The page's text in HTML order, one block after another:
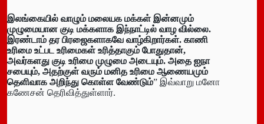
இலங்கையில் வாழும் மலையக மக்கள் இன்னமும்
முழுமையான குடி மக்களாக இந்நாட்டில் வாழ வில்லை.
இரண்டாம் தர பிரஜைகளாகவே வாழ்கிறார்கள். காணி
உரிமை உட்பட உரிமைகள் உரித்தாகும் போதுதான்,
அவர்களது குடி உரிமை முழுமை அடையும். அதை ஐநா
சபையும், அதற்குள் வரும் மனித உரிமை ஆணையமும்
தெளிவாக அறிந்து கொள்ள வேண்டும்” இவ்வாறு மனோ
கணேசன் தெரிவித்துள்ளார்.